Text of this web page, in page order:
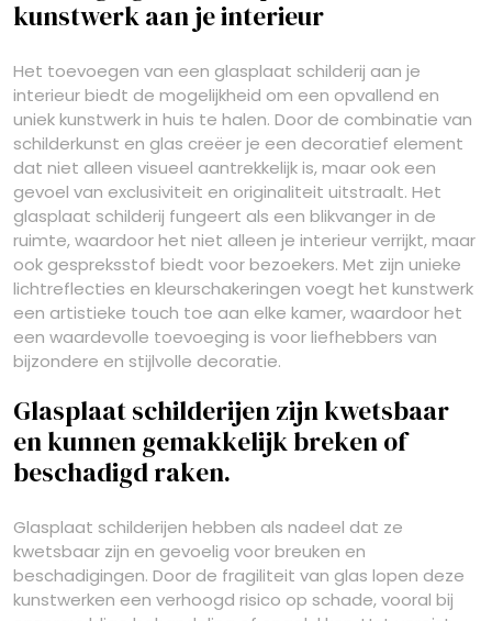
kunstwerk aan je interieur
Het toevoegen van een glasplaat schilderij aan je
interieur biedt de mogelijkheid om een opvallend en
uniek kunstwerk in huis te halen. Door de combinatie van
schilderkunst en glas creëer je een decoratief element
dat niet alleen visueel aantrekkelijk is, maar ook een
gevoel van exclusiviteit en originaliteit uitstraalt. Het
glasplaat schilderij fungeert als een blikvanger in de
ruimte, waardoor het niet alleen je interieur verrijkt, maar
ook gespreksstof biedt voor bezoekers. Met zijn unieke
lichtreflecties en kleurschakeringen voegt het kunstwerk
een artistieke touch toe aan elke kamer, waardoor het
een waardevolle toevoeging is voor liefhebbers van
bijzondere en stijlvolle decoratie.
Glasplaat schilderijen zijn kwetsbaar
en kunnen gemakkelijk breken of
beschadigd raken.
Glasplaat schilderijen hebben als nadeel dat ze
kwetsbaar zijn en gevoelig voor breuken en
beschadigingen. Door de fragiliteit van glas lopen deze
kunstwerken een verhoogd risico op schade, vooral bij